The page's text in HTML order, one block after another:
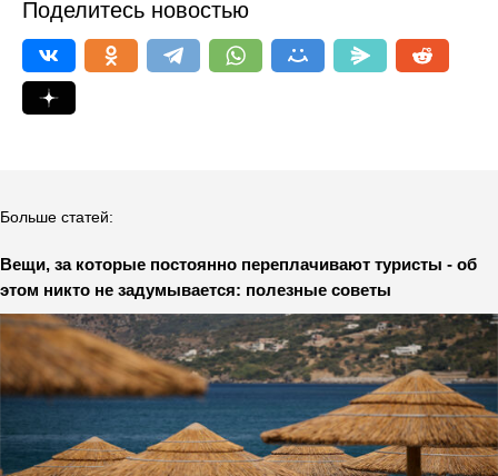
Поделитесь новостью
Больше статей:
Вещи, за которые постоянно переплачивают туристы - об
этом никто не задумывается: полезные советы